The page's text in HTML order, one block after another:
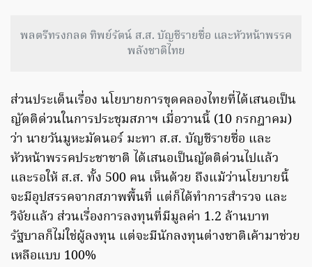
พลตรีทรงกลด ทิพย์รัตน์ ส.ส. บัญชีรายชื่อ และหัวหน้าพรรค
พลังชาติไทย
ส่วนประเด็นเรื่อง นโยบายการขุดคลองไทยที่ได้เสนอเป็น
ญัตติด่วนในการประชุมสภาฯ เมื่อวานนี้ (10 กรกฎาคม)
ว่า นายวันมูหะมัดนอร์ มะทา ส.ส. บัญชีรายชื่อ และ
หัวหน้าพรรคประชาชาติ ได้เสนอเป็นญัตติด่วนไปแล้ว
และรอให้ ส.ส. ทั้ง 500 คน เห็นด้วย ถึงแม้ว่านโยบายนี้
จะมีอุปสรรคจากสภาพพื้นที่ แต่ก็ได้ทำการสำรวจ และ
วิจัยแล้ว ส่วนเรื่องการลงทุนที่มีมูลค่า 1.2 ล้านบาท
รัฐบาลก็ไม่ใช่ผู้ลงทุน แต่จะมีนักลงทุนต่างชาติเค้ามาช่วย
เหลือแบบ 100%